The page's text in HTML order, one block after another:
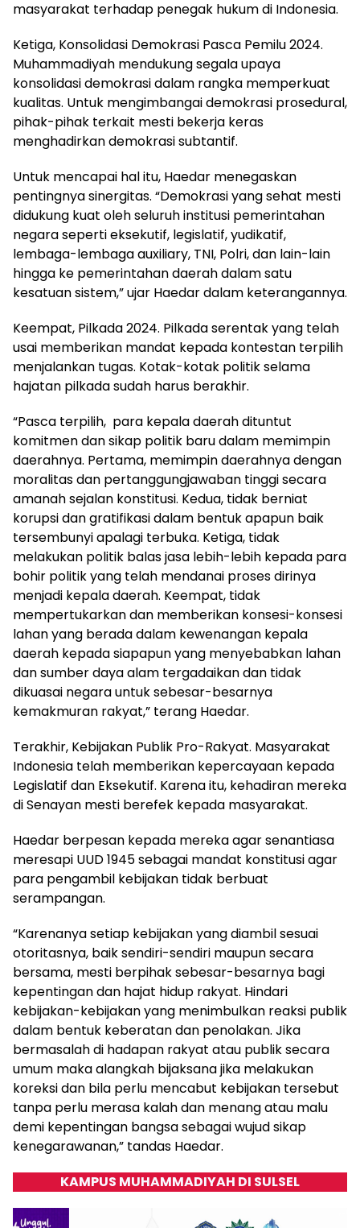
masyarakat terhadap penegak hukum di Indonesia.
Ketiga, Konsolidasi Demokrasi Pasca Pemilu 2024.
Muhammadiyah mendukung segala upaya
konsolidasi demokrasi dalam rangka memperkuat
kualitas. Untuk mengimbangai demokrasi prosedural,
pihak-pihak terkait mesti bekerja keras
menghadirkan demokrasi subtantif.
Untuk mencapai hal itu, Haedar menegaskan
pentingnya sinergitas. “Demokrasi yang sehat mesti
didukung kuat oleh seluruh institusi pemerintahan
negara seperti eksekutif, legislatif, yudikatif,
lembaga-lembaga auxiliary, TNI, Polri, dan lain-lain
hingga ke pemerintahan daerah dalam satu
kesatuan sistem,” ujar Haedar dalam keterangannya.
Keempat, Pilkada 2024. Pilkada serentak yang telah
usai memberikan mandat kepada kontestan terpilih
menjalankan tugas. Kotak-kotak politik selama
hajatan pilkada sudah harus berakhir.
“Pasca terpilih, para kepala daerah dituntut
komitmen dan sikap politik baru dalam memimpin
daerahnya. Pertama, memimpin daerahnya dengan
moralitas dan pertanggungjawaban tinggi secara
amanah sejalan konstitusi. Kedua, tidak berniat
korupsi dan gratifikasi dalam bentuk apapun baik
tersembunyi apalagi terbuka. Ketiga, tidak
melakukan politik balas jasa lebih-lebih kepada para
bohir politik yang telah mendanai proses dirinya
menjadi kepala daerah. Keempat, tidak
mempertukarkan dan memberikan konsesi-konsesi
lahan yang berada dalam kewenangan kepala
daerah kepada siapapun yang menyebabkan lahan
dan sumber daya alam tergadaikan dan tidak
dikuasai negara untuk sebesar-besarnya
kemakmuran rakyat,” terang Haedar.
Terakhir, Kebijakan Publik Pro-Rakyat. Masyarakat
Indonesia telah memberikan kepercayaan kepada
Legislatif dan Eksekutif. Karena itu, kehadiran mereka
di Senayan mesti berefek kepada masyarakat.
Haedar berpesan kepada mereka agar senantiasa
meresapi UUD 1945 sebagai mandat konstitusi agar
para pengambil kebijakan tidak berbuat
serampangan.
“Karenanya setiap kebijakan yang diambil sesuai
otoritasnya, baik sendiri-sendiri maupun secara
bersama, mesti berpihak sebesar-besarnya bagi
kepentingan dan hajat hidup rakyat. Hindari
kebijakan-kebijakan yang menimbulkan reaksi publik
dalam bentuk keberatan dan penolakan. Jika
bermasalah di hadapan rakyat atau publik secara
umum maka alangkah bijaksana jika melakukan
koreksi dan bila perlu mencabut kebijakan tersebut
tanpa perlu merasa kalah dan menang atau malu
demi kepentingan bangsa sebagai wujud sikap
kenegarawanan,” tandas Haedar.
KAMPUS MUHAMMADIYAH DI SULSEL